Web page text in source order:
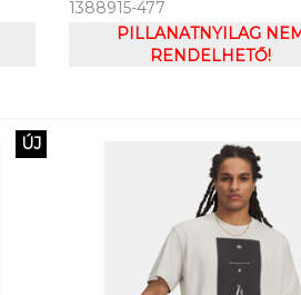
ARMOUR UA STUDIO LITE
1388915-477
PILLANATNYILAG
RENDELHETŐ!
ÚJ